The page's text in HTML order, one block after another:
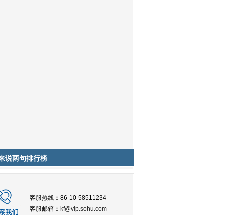
说两句排行榜
客服热线：86-10-58511234
客服邮箱： kf@vip.sohu.com